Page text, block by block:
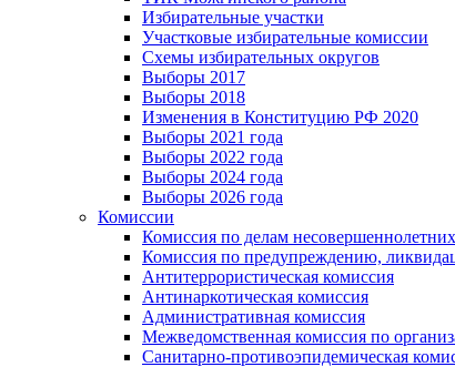
Избирательные участки
Участковые избирательные комиссии
Схемы избирательных округов
Выборы 2017
Выборы 2018
Изменения в Конституцию РФ 2020
Выборы 2021 года
Выборы 2022 года
Выборы 2024 года
Выборы 2026 года
Комиссии
Комиссия по делам
Комиссия по предупреждению,
Антитеррористическая комиссия
Антинаркотическая комиссия
Административная комиссия
Межведомственная комиссия по
Санитарно-противоэпидемическая